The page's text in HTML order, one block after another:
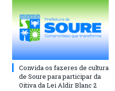
Convida os fazeres de cultura
de Soure para participar da
Oitiva da Lei Aldir Blanc 2